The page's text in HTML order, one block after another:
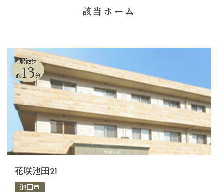
該当ホーム
駅徒歩
約13分
花咲池田21
池田市